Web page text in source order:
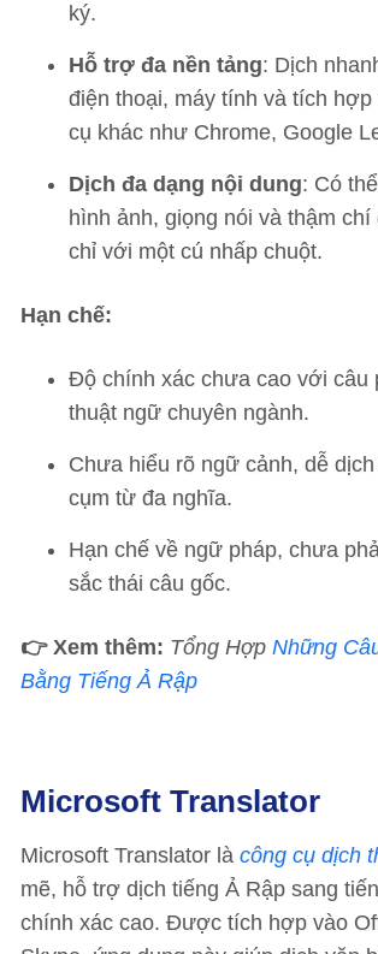
ký.
Hỗ trợ đa nền tảng: Dịch
điện thoại, máy tính và tích
cụ khác như Chrome, Google
Dịch đa dạng nội dung: Có
hình ảnh, giọng nói và thậm chí
chỉ với một cú nhấp chuột.
Hạn chế:
Độ chính xác chưa cao với câu
thuật ngữ chuyên ngành.
Chưa hiểu rõ ngữ cảnh, dễ
cụm từ đa nghĩa.
Hạn chế về ngữ pháp, chưa
sắc thái câu gốc.
👉 Xem thêm: Tổng Hợp Những
Bằng Tiếng Ả Rập
Microsoft Translator
Microsoft Translator là công cụ dịch
mẽ, hỗ trợ dịch tiếng Ả Rập sang
chính xác cao. Được tích hợp vào